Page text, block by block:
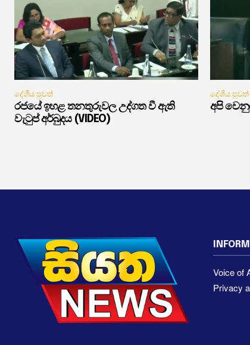
දේශීය පුවත්
රජයේ ඉහළ තනතුරුවල උද්ගත වී ඇති
වැටුප් අර්බුදය (VIDEO)
දේශීය පුවත්
අපි
Voice of
Privacy